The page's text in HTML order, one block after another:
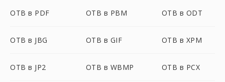
OTB в PDF OTB в PBM OTB в ODT
OTB в JBG OTB в GIF OTB в XPM
OTB в JP2 OTB в WBMP OTB в PCX